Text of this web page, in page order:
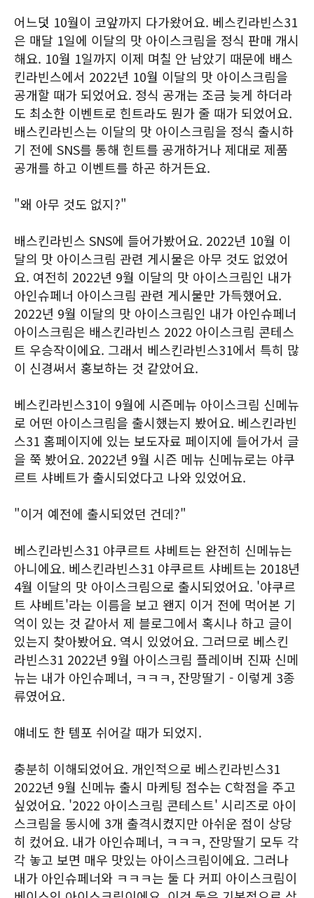
어느덧 10월이 코앞까지 다가왔어요. 베스킨라빈스31
은 매달 1일에 이달의 맛 아이스크림을 정식 판매 개시
해요. 10월 1일까지 이제 며칠 안 남았기 때문에 배스
킨라빈스에서 2022년 10월 이달의 맛 아이스크림을
공개할 때가 되었어요. 정식 공개는 조금 늦게 하더라
도 최소한 이벤트로 힌트라도 뭔가 줄 때가 되었어요.
배스킨라빈스는 이달의 맛 아이스크림을 정식 출시하
기 전에 SNS를 통해 힌트를 공개하거나 제대로 제품
공개를 하고 이벤트를 하곤 하거든요.
"왜 아무 것도 없지?"
배스킨라빈스 SNS에 들어가봤어요. 2022년 10월 이
달의 맛 아이스크림 관련 게시물은 아무 것도 없었어
요. 여전히 2022년 9월 이달의 맛 아이스크림인 내가
아인슈페너 아이스크림 관련 게시물만 가득했어요.
2022년 9월 이달의 맛 아이스크림인 내가 아인슈페너
아이스크림은 배스킨라빈스 2022 아이스크림 콘테스
트 우승작이에요. 그래서 베스킨라빈스31에서 특히 많
이 신경써서 홍보하는 것 같았어요.
베스킨라빈스31이 9월에 시즌메뉴 아이스크림 신메뉴
로 어떤 아이스크림을 출시했는지 봤어요. 베스킨라빈
스31 홈페이지에 있는 보도자료 페이지에 들어가서 글
을 쭉 봤어요. 2022년 9월 시즌 메뉴 신메뉴로는 야쿠
르트 샤베트가 출시되었다고 나와 있었어요.
"이거 예전에 출시되었던 건데?"
베스킨라빈스31 야쿠르트 샤베트는 완전히 신메뉴는
아니에요. 베스킨라빈스31 야쿠르트 샤베트는 2018년
4월 이달의 맛 아이스크림으로 출시되었어요. '야쿠르
트 샤베트'라는 이름을 보고 왠지 이거 전에 먹어본 기
억이 있는 것 같아서 제 블로그에서 혹시나 하고 글이
있는지 찾아봤어요. 역시 있었어요. 그러므로 베스킨
라빈스31 2022년 9월 아이스크림 플레이버 진짜 신메
뉴는 내가 아인슈페너, ㅋㅋㅋ, 잔망딸기 - 이렇게 3종
류였어요.
얘네도 한 템포 쉬어갈 때가 되었지.
충분히 이해되었어요. 개인적으로 베스킨라빈스31
2022년 9월 신메뉴 출시 마케팅 점수는 C학점을 주고
싶었어요. '2022 아이스크림 콘테스트' 시리즈로 아이
스크림을 동시에 3개 출격시켰지만 아쉬운 점이 상당
히 컸어요. 내가 아인슈페너, ㅋㅋㅋ, 잔망딸기 모두 각
각 놓고 보면 매우 맛있는 아이스크림이에요. 그러나
내가 아인슈페너와 ㅋㅋㅋ는 둘 다 커피 아이스크림이